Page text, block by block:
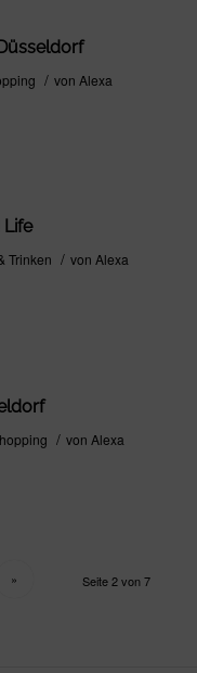
/ von Alexa
Life
Trinken / von Alexa
/ von Alexa
Seite 2 von 7
»